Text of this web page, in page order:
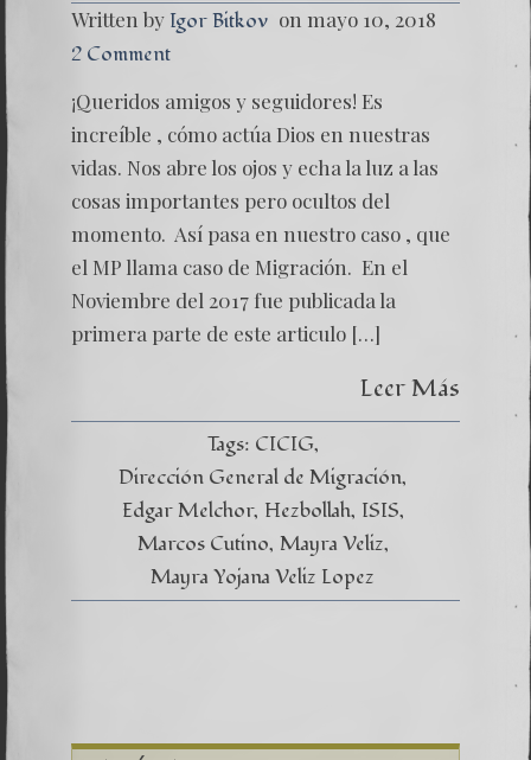
Written by Igor Bitkov on mayo 10, 2018
2 Comment
¡Queridos amigos y seguidores! Es
increíble , cómo actúa Dios en nuestras
vidas. Nos abre los ojos y echa la luz a las
cosas importantes pero ocultos del
momento. Así pasa en nuestro caso , que
el MP llama caso de Migración. En el
Noviembre del 2017 fue publicada la
primera parte de este articulo […]
Leer Más
Tags: CICIG
Dirección General de Migración
Edgar Melchor Hezbollah ISIS
Marcos Cutino Mayra Veliz
Mayra Yojana Veliz Lopez